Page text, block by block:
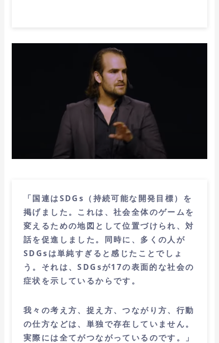
「国連はSDGs（持続可能な開発目標）を
掲げました。これは、社会全体のゲームを
変えるための地図として位置づけられ、対
話を促進しました。同時に、多くの人が
SDGsは単純すぎると感じたことでしょ
う。それは、SDGsが17の表面的な社会の
症状を示しているからです。
我々の考え方、捉え方、つながり方、行動
の仕方などは、単独で存在していません。
実際には全てがつながっているのです。」